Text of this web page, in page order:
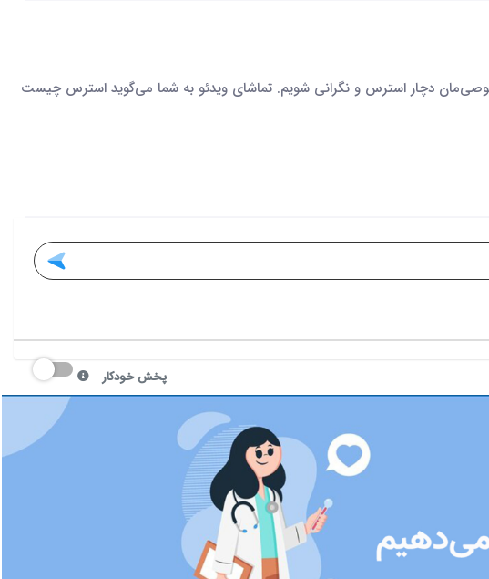
دچار استرس و نگرانی شویم. تماشای ویدئو به شما می‌گوید استرس چیست
پخش خودکار